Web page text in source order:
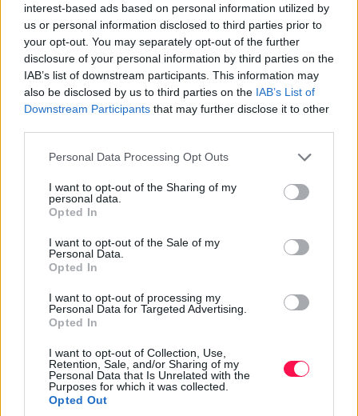
interest-based ads based on personal information utilized by
us or personal information disclosed to third parties prior to
your opt-out. You may separately opt-out of the further
disclosure of your personal information by third parties on the
IAB’s list of downstream participants. This information may
also be disclosed by us to third parties on the IAB’s List of
Downstream Participants that may further disclose it to other
Please note that this website/app uses one or more Google
not limited to your visit or usage behaviour. You may click to
grant or deny consent to Google and its third-party tags to
use your data for below specified purposes in below Google
consent section.
Personal Data Processing Opt Outs
I want to opt-out of the Sharing of my
personal data.
Opted In
I want to opt-out of the Sale of my
Personal Data.
Opted In
I want to opt-out of processing my
Personal Data for Targeted Advertising.
Opted In
I want to opt-out of Collection, Use,
Retention, Sale, and/or Sharing of my
Personal Data that Is Unrelated with the
Purposes for which it was collected.
Opted Out
A Fatima arab eredetű női név. Leggyakrabban
megadott jelentése:„csecsemőjét elválasztó”.
Mi a különbség a Fatima és a Fatime
név között?
A Fatime a Fatima név alakváltozata. A két név eredete
és jelentése azonos.
Anyakönyvezhető a Fatima és a Fatime
név Magyarországon?
Igen. Magyarországon mind a Fatima, mind a Fatime
hivatalosan adható női utónév.
Összegzés
Fatima és a Fatime névnaplegfontosabb dátuma
június 5.A Fatime a Fatima arab eredetű női név
„csecsemőjét elválasztó”.
A név nemcsak dallamos és elegáns, hanem gazdag
kulturális háttérrel is rendelkezik. Egyszerre